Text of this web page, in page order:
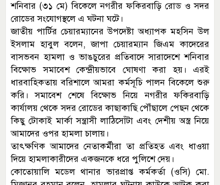
শনিবার (৩১ মে) বিকেলে নগরীর ফকিরবাড়ি রোড ও সদর
রোডের সংযোগস্থলে এ ঘটনা ঘটে।
জাতীয় পার্টির চেয়ারম্যানের উপদেষ্টা অধ্যাপক মহসিন উল
ইসলাম হাবুল বলেন, জাপা চেয়ারম্যান জিএম কাদেরের
বাসভবন হামলা ও ভাঙচুরের প্রতিবাদে সারাদেশে শনিবার
বিক্ষোভ সমাবেশ কেন্দ্রীয়ভাবে ঘোষণা করা হয়। এরই
ধারবাহিকতায় বরিশালে আমরা কর্মসূচি পালন বিকেলে শুরু
করি। সমাবেশ শেষে বিক্ষোভ নিয়ে নগরীর ফকিরবাড়ি
কার্যালয় থেকে সদর রোডের কাছাকাছি পৌঁছালে পেছন থেকে
কিছু টোকাই মার্কা সন্ত্রাসী লাঠিসোঁটা এবং দেশীয় অস্ত্র নিয়ে
আমাদের ওপর হামলা চালায়।
তাৎক্ষণিক আমাদের নেতাকর্মীরা তা প্রতিহত এবং ধাওয়া
দিয়ে হামলাকারীদের একজনকে ধরে পুলিশে দেয়।
কোতোয়ালি মডেল থানার ভারপ্রাপ্ত কর্মকর্তা (ওসি) মো.